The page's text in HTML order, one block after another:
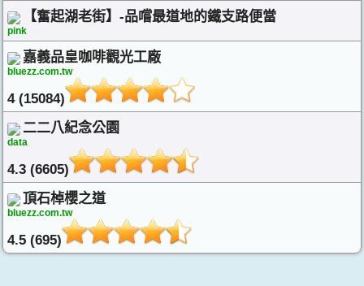
【奮起湖老街】-品嚐最道地的鐵支路便當
pink
嘉義品皇咖啡觀光工廠
bluezz.com.tw
4 (15084)
二二八紀念公園
data
4.3 (6605)
頂石棹櫻之道
bluezz.com.tw
4.5 (695)